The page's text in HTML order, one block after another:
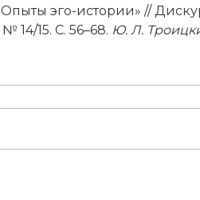
эго-истории» //
14/15. С. 56–68. Ю. Л.